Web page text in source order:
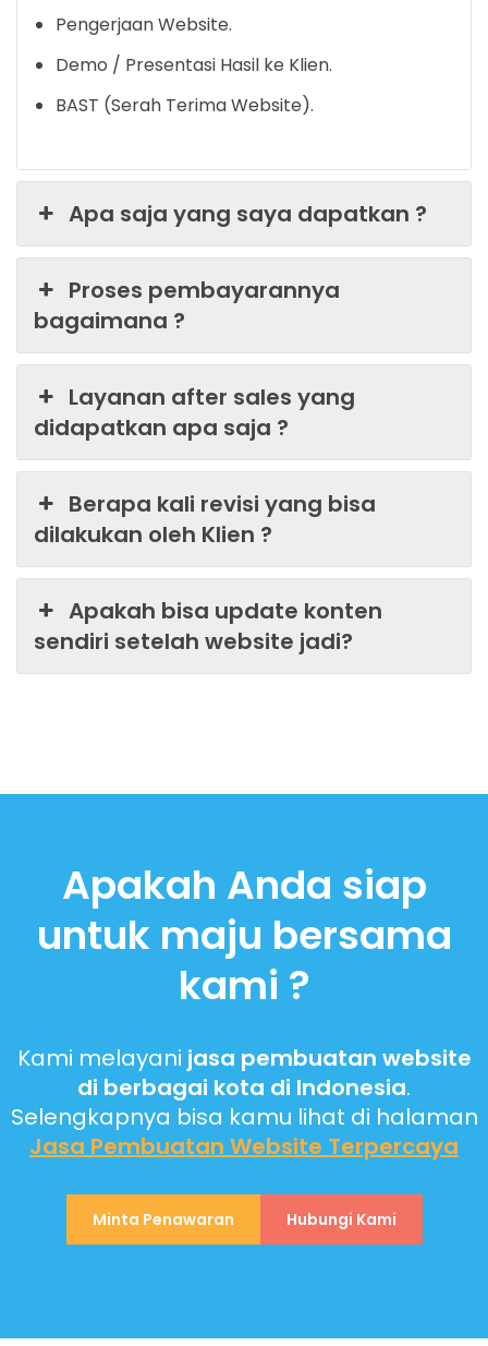
Pengerjaan Website.
Demo / Presentasi Hasil ke Klien.
BAST (Serah Terima Website).
Apa saja yang saya dapatkan ?
Proses pembayarannya
bagaimana ?
Layanan after sales yang
didapatkan apa saja ?
Berapa kali revisi yang bisa
dilakukan oleh Klien ?
Apakah bisa update konten
sendiri setelah website jadi?
Apakah Anda siap
untuk maju bersama
kami ?
Kami melayani jasa pembuatan website
di berbagai kota di Indonesia.
Selengkapnya bisa kamu lihat di halaman
Jasa Pembuatan Website Terpercaya
Minta Penawaran Hubungi Kami